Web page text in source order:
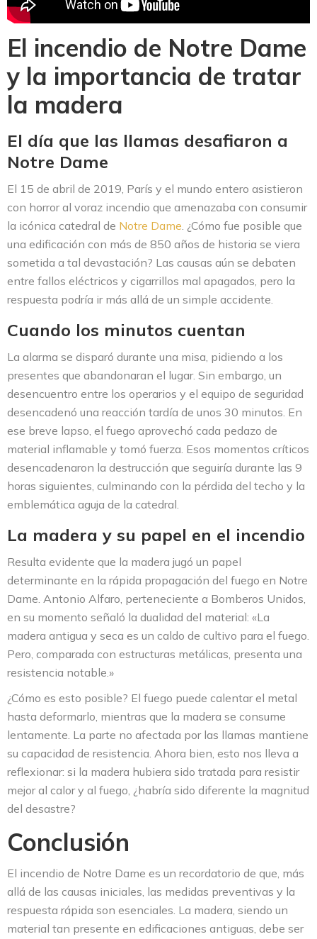
El incendio de Notre Dame
y la importancia de tratar
la madera
El día que las llamas desafiaron a
Notre Dame
El 15 de abril de 2019, París y el mundo entero asistieron
con horror al voraz incendio que amenazaba con consumir
la icónica catedral de Notre Dame. ¿Cómo fue posible que
una edificación con más de 850 años de historia se viera
sometida a tal devastación? Las causas aún se debaten
entre fallos eléctricos y cigarrillos mal apagados, pero la
respuesta podría ir más allá de un simple accidente.
Cuando los minutos cuentan
La alarma se disparó durante una misa, pidiendo a los
presentes que abandonaran el lugar. Sin embargo, un
desencuentro entre los operarios y el equipo de seguridad
desencadenó una reacción tardía de unos 30 minutos. En
ese breve lapso, el fuego aprovechó cada pedazo de
material inflamable y tomó fuerza. Esos momentos críticos
desencadenaron la destrucción que seguiría durante las 9
horas siguientes, culminando con la pérdida del techo y la
emblemática aguja de la catedral.
La madera y su papel en el incendio
Resulta evidente que la madera jugó un papel
determinante en la rápida propagación del fuego en Notre
Dame. Antonio Alfaro, perteneciente a Bomberos Unidos,
en su momento señaló la dualidad del material: «La
madera antigua y seca es un caldo de cultivo para el fuego.
Pero, comparada con estructuras metálicas, presenta una
resistencia notable.»
¿Cómo es esto posible? El fuego puede calentar el metal
hasta deformarlo, mientras que la madera se consume
lentamente. La parte no afectada por las llamas mantiene
su capacidad de resistencia. Ahora bien, esto nos lleva a
reflexionar: si la madera hubiera sido tratada para resistir
mejor al calor y al fuego, ¿habría sido diferente la magnitud
del desastre?
Conclusión
El incendio de Notre Dame es un recordatorio de que, más
allá de las causas iniciales, las medidas preventivas y la
respuesta rápida son esenciales. La madera, siendo un
material tan presente en edificaciones antiguas, debe ser